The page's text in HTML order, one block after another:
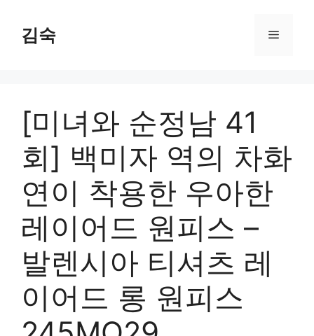
content
김숙 Menu
[미녀와 순정남 41
회] 백미자 역의 차화
연이 착용한 우아한
레이어드 원피스 –
발렌시아 티셔츠 레
이어드 롱 원피스